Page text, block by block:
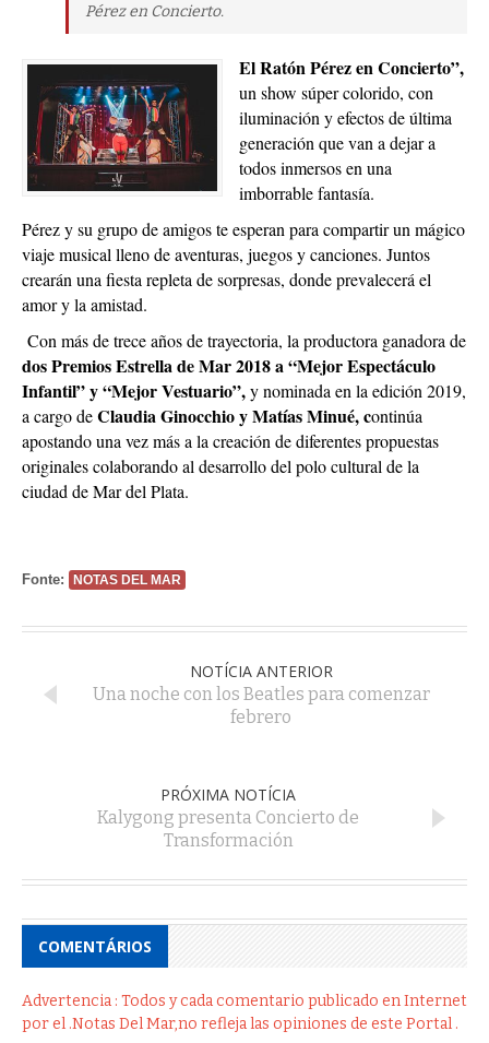
Pérez en Concierto.
El Ratón Pérez en Concierto”,
un show súper colorido, con
iluminación y efectos de última
generación que van a dejar a
todos inmersos en una
imborrable fantasía.
Pérez y su grupo de amigos te esperan para compartir un mágico
viaje musical lleno de aventuras, juegos y canciones. Juntos
crearán una fiesta repleta de sorpresas, donde prevalecerá el
amor y la amistad.
Con más de trece años de trayectoria, la productora ganadora de
dos Premios Estrella de Mar 2018 a “Mejor Espectáculo
Infantil” y “Mejor Vestuario”,y nominada en la edición 2019,
a cargo deClaudia Ginocchio y Matías Minué, continúa
apostando una vez más a la creación de diferentes propuestas
originales colaborando al desarrollo del polo cultural de la
ciudad de Mar del Plata.
Fonte: NOTAS DEL MAR
NOTÍCIA ANTERIOR
Una noche con los Beatles para comenzar
febrero
PRÓXIMA NOTÍCIA
Kalygong presenta Concierto de
Transformación
COMENTÁRIOS
Advertencia : Todos y cada comentario publicado en Internet
por el .Notas Del Mar,no refleja las opiniones de este Portal .